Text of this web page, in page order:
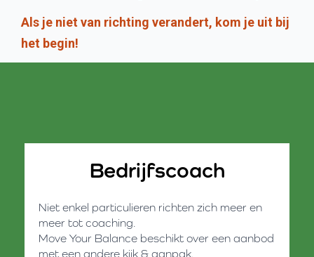
Als je niet van richting verandert, kom je uit bij
het begin!
Bedrijfscoach
Niet enkel particulieren richten zich meer en
meer tot coaching.
Move Your Balance beschikt over een aanbod
met een andere kijk & aanpak.